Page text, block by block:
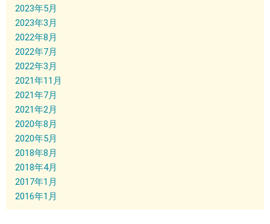
2023年5月
2023年3月
2022年8月
2022年7月
2022年3月
2021年11月
2021年7月
2021年2月
2020年8月
2020年5月
2018年8月
2018年4月
2017年1月
2016年1月